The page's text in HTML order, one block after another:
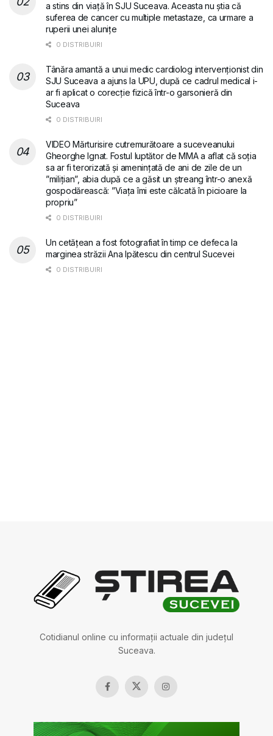
a stins din viață în SJU Suceava. Aceasta nu știa că
suferea de cancer cu multiple metastaze, ca urmare a
ruperii unei alunițe
0 DISTRIBUIRI
Tânăra amantă a unui medic cardiolog intervenționist din
SJU Suceava a ajuns la UPU, după ce cadrul medical i-
ar fi aplicat o corecție fizică într-o garsonieră din
Suceava
0 DISTRIBUIRI
VIDEO Mărturisire cutremurătoare a suceveanului
Gheorghe Ignat. Fostul luptător de MMA a aflat că soția
sa ar fi terorizată și amenințată de ani de zile de un
”milițian”, abia după ce a găsit un ștreang într-o anexă
gospodărească: ”Viața îmi este călcată în picioare la
propriu”
0 DISTRIBUIRI
Un cetățean a fost fotografiat în timp ce defeca la
marginea străzii Ana Ipătescu din centrul Sucevei
0 DISTRIBUIRI
Cotidianul online cu informații actuale din județul
Suceava.